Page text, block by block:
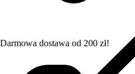
Darmowa dostawa od 200 zł!